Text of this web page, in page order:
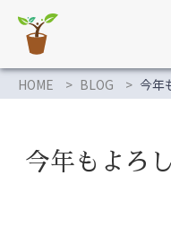
HOME BLOG 今年
今年もよろ